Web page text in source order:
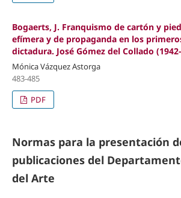
Bogaerts, J. Franquismo de cartón y
efímera y de propaganda en los
dictadura. José Gómez del Collado
Mónica Vázquez Astorga
483-485
PDF
Normas para la presentación
publicaciones del
del Arte